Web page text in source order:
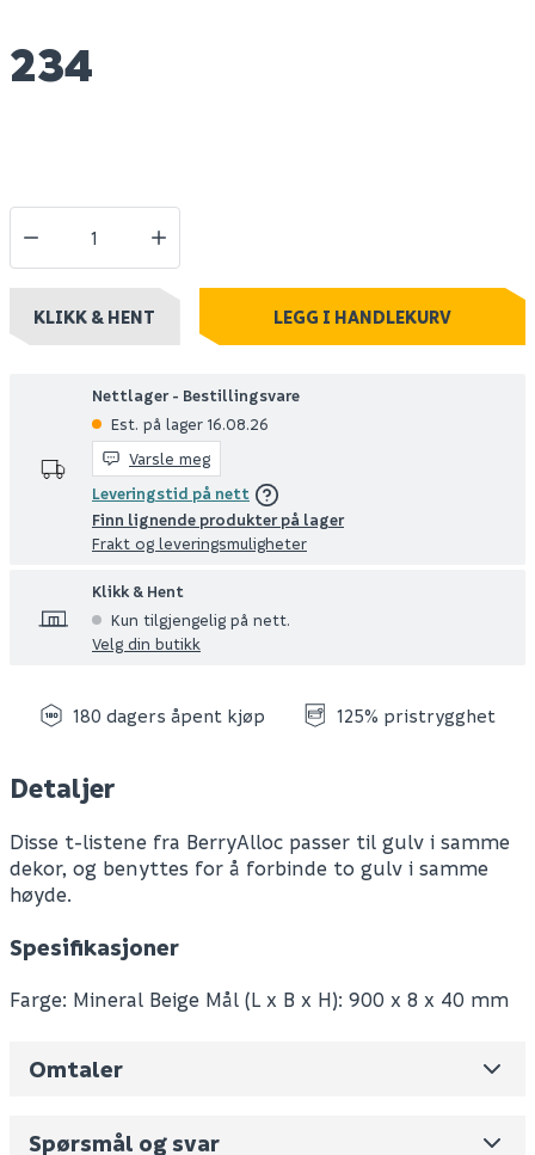
234
KLIKK & HENT LEGG I HANDLEKURV
Nettlager - Bestillingsvare
Est. på lager 16.08.26
Varsle meg
Leveringstid på nett
Finn lignende produkter på lager
Frakt og leveringsmuligheter
Klikk & Hent
Kun tilgjengelig på nett.
Velg din butikk
180 dagers åpent kjøp 125% pristrygghet
Detaljer
Disse t-listene fra BerryAlloc passer til gulv i samme
dekor, og benyttes for å forbinde to gulv i samme
høyde.
Spesifikasjoner
Farge: Mineral Beige Mål (L x B x H): 900 x 8 x 40 mm
Omtaler
Spørsmål og svar
Leverandørens varenummer 63002335